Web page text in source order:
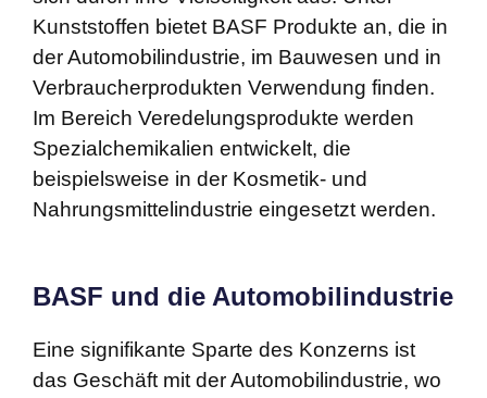
Kunststoffen bietet BASF Produkte an, die in
der Automobilindustrie, im Bauwesen und in
Verbraucherprodukten Verwendung finden.
Im Bereich Veredelungsprodukte werden
Spezialchemikalien entwickelt, die
beispielsweise in der Kosmetik- und
Nahrungsmittelindustrie eingesetzt werden.
BASF und die Automobilindustrie
Eine signifikante Sparte des Konzerns ist
das Geschäft mit der Automobilindustrie, wo